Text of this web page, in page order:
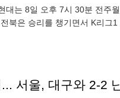
는 8일 오후 7시 30분 전주
은 승리를 챙기면서 K리그1
서울, 대구와 2-2